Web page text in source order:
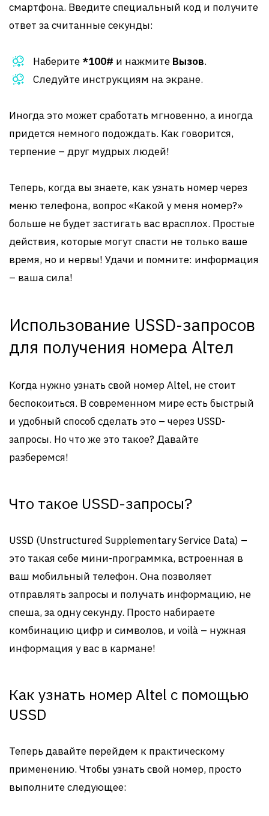
смартфона. Введите специальный код и получите
ответ за считанные секунды:
Наберите*100# и нажмите Вызов.
Следуйте инструкциям на экране.
Иногда это может сработать мгновенно, а иногда
придется немного подождать. Как говорится,
терпение – друг мудрых людей!
Теперь, когда вы знаете, как узнать номер через
меню телефона, вопрос «Какой у меня номер?»
больше не будет застигать вас врасплох. Простые
действия, которые могут спасти не только ваше
время, но и нервы! Удачи и помните: информация
– ваша сила!
Использование USSD-запросов
для получения номера Alтел
Когда нужно узнать свой номер Altel, не стоит
беспокоиться. В современном мире есть быстрый
и удобный способ сделать это – через USSD-
запросы. Но что же это такое? Давайте
разберемся!
Что такое USSD-запросы?
USSD (Unstructured Supplementary Service Data) –
это такая себе мини-программка, встроенная в
ваш мобильный телефон. Она позволяет
отправлять запросы и получать информацию, не
спеша, за одну секунду. Просто набираете
комбинацию цифр и символов, и voilà – нужная
информация у вас в кармане!
Как узнать номер Altel с помощью
USSD
Теперь давайте перейдем к практическому
применению. Чтобы узнать свой номер, просто
выполните следующее: